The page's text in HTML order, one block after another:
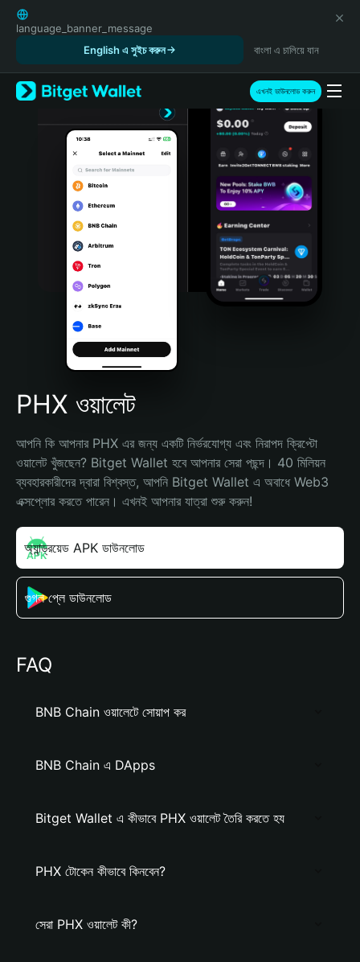
English
日本語
Русский
Español (Latinoamérica)
Türkçe
Português (Portugal)
Bahasa Indonesia
Português (Brasil)
Español (Argentina)
language_banner_message
English এ সুইচ করুন
বাংলা এ চালিয়ে যান
এখনই ডাউনলোড করুন
PHX ওয়ালেট
আপনি কি আপনার PHX এর জন্য একটি নির্ভরযোগ্য এবং নিরাপদ ক্রিপ্টো
ওয়ালেট খুঁজছেন? Bitget Wallet হবে আপনার সেরা পছন্দ। 40 মিলিয়ন
ব্যবহারকারীদের দ্বারা বিশ্বস্ত, আপনি Bitget Wallet এ অবাধে Web3
এক্সপ্লোর করতে পারেন। এখনই আপনার যাত্রা শুরু করুন!
অ্যান্ড্রয়েড APK ডাউনলোড
গুগল প্লে ডাউনলোড
FAQ
BNB Chain ওয়ালেটে সোয়াপ কর
BNB Chain এ DApps
Bitget Wallet এ কীভাবে PHX ওয়ালেট তৈরি করতে হয
PHX টোকেন কীভাবে কিনবেন?
সেরা PHX ওয়ালেট কী?